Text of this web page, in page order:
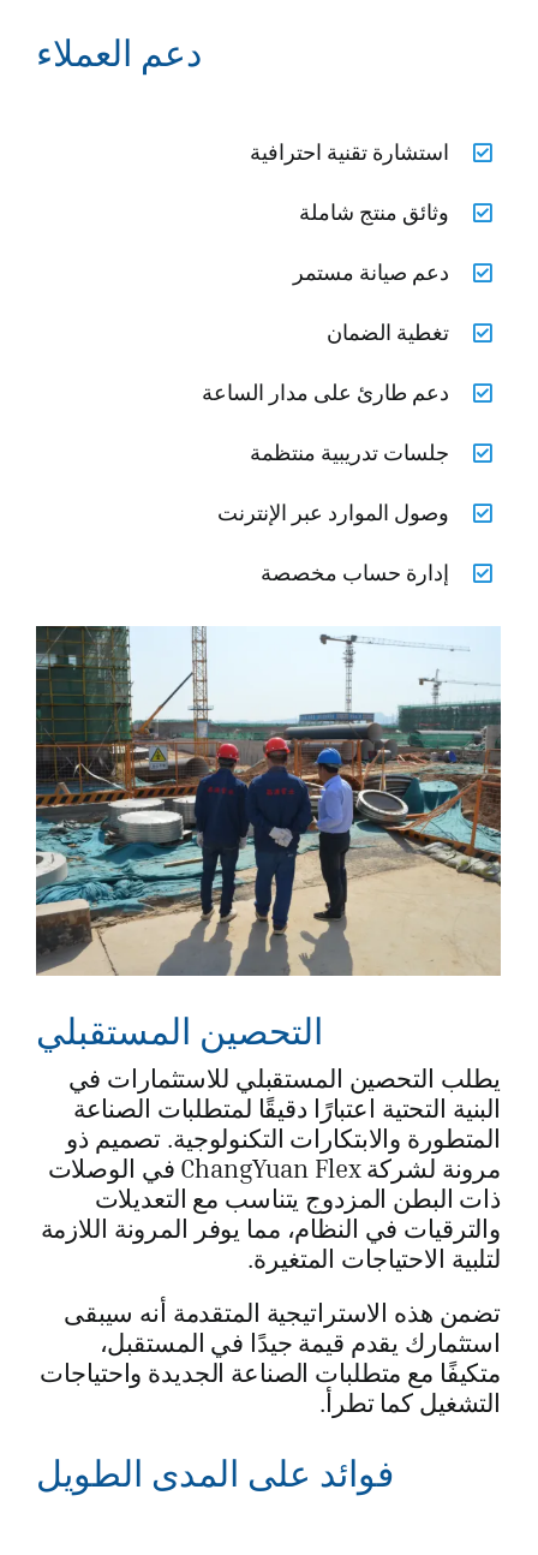
دعم العملاء
استشارة تقنية احترافية
وثائق منتج شاملة
دعم صيانة مستمر
تغطية الضمان
دعم طارئ على مدار الساعة
جلسات تدريبية منتظمة
وصول الموارد عبر الإنترنت
إدارة حساب مخصصة
التحصين المستقبلي
يطلب التحصين المستقبلي للاستثمارات في
البنية التحتية اعتبارًا دقيقًا لمتطلبات الصناعة
المتطورة والابتكارات التكنولوجية. تصميم ذو
مرونة لشركة ChangYuan Flex في الوصلات
ذات البطن المزدوج يتناسب مع التعديلات
والترقيات في النظام، مما يوفر المرونة اللازمة
لتلبية الاحتياجات المتغيرة.
تضمن هذه الاستراتيجية المتقدمة أنه سيبقى
استثمارك يقدم قيمة جيدًا في المستقبل،
متكيفًا مع متطلبات الصناعة الجديدة واحتياجات
التشغيل كما تطرأ.
فوائد على المدى الطويل